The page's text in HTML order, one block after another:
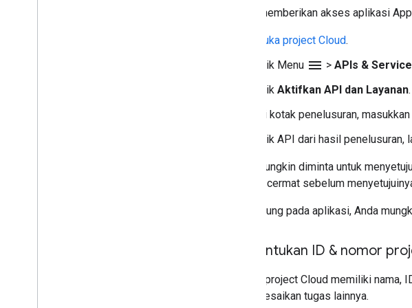
Untuk memberikan akses aplikasi
Buka project Cloud.
Klik Menu menu > APIs &
Klik Aktifkan API dan Layanan.
Di kotak penelusuran,
Klik API dari hasil penelusuran,
Anda mungkin diminta untuk
dengan cermat sebelum
Bergantung pada aplikasi, Anda
Menentukan ID & nomor
Semua project Cloud memiliki nama,
menyelesaikan tugas lainnya.